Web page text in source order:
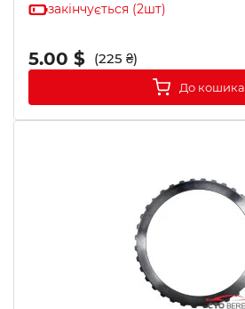
закінчується (2шт)
5.00 $ (225 ₴)
До кошика